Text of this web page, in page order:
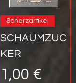
Scherzartikel
SCHAUMZUC
KER
Preis
1,00 €